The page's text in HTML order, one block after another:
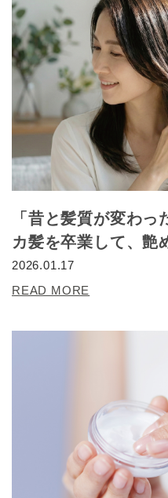
「昔と髪質が変わ
カ髪を卒業して、艶
2026.01.17
READ MORE